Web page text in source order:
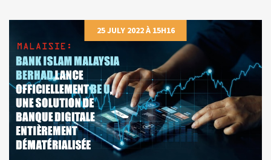
25 JULY 2022 À 15H16